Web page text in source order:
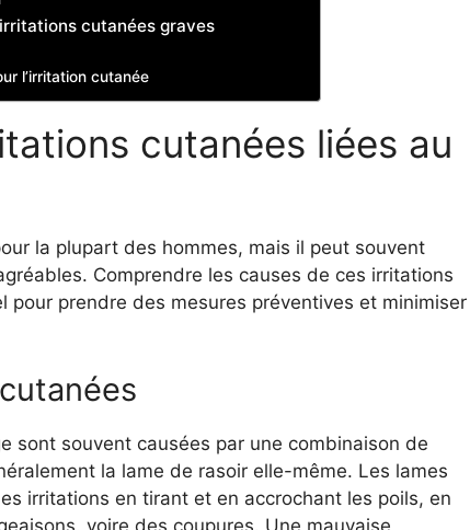
cutanées graves
l’irritation cutanée
cutanées liées au
la plupart des hommes, mais il peut souvent
Comprendre les causes de ces irritations
pour prendre des mesures préventives et minimiser
sont souvent causées par une combinaison de
la lame de rasoir elle-même. Les lames
irritations en tirant et en accrochant les poils, en